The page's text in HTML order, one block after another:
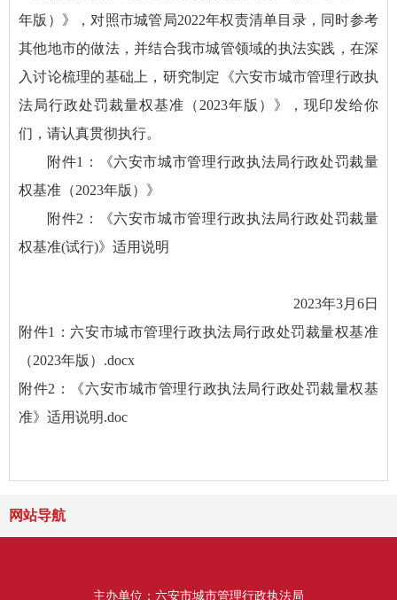
年版）》，对照市城管局2022年权责清单目录，同时参考
其他地市的做法，并结合我市城管领域的执法实践，在深
入讨论梳理的基础上，研究制定《六安市城市管理行政执
法局行政处罚裁量权基准（2023年版）》，现印发给你
们，请认真贯彻执行。
附件1：《六安市城市管理行政执法局行政处罚裁量
权基准（2023年版）》
附件2：《六安市城市管理行政执法局行政处罚裁量
权基准(试行)》适用说明
2023年3月6日
附件1：六安市城市管理行政执法局行政处罚裁量权基准
（2023年版）.docx
附件2：《六安市城市管理行政执法局行政处罚裁量权基
准》适用说明.doc
网站导航
主办单位：六安市城市管理行政执法局